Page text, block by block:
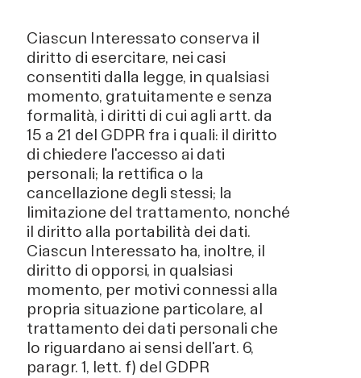
Ciascun Interessato conserva il
diritto di esercitare, nei casi
consentiti dalla legge, in qualsiasi
momento, gratuitamente e senza
formalità, i diritti di cui agli artt. da
15 a 21 del GDPR fra i quali: il diritto
di chiedere l'accesso ai dati
personali; la rettifica o la
cancellazione degli stessi; la
limitazione del trattamento, nonché
il diritto alla portabilità dei dati.
Ciascun Interessato ha, inoltre, il
diritto di opporsi, in qualsiasi
momento, per motivi connessi alla
propria situazione particolare, al
trattamento dei dati personali che
lo riguardano ai sensi dell'art. 6,
paragr. 1, lett. f) del GDPR